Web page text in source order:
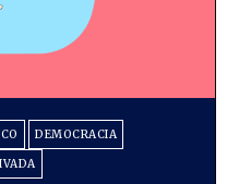
DEMOCRACIA